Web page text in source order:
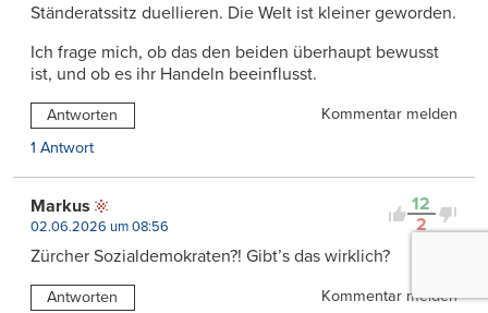
Ständeratssitz duellieren. Die Welt ist kleiner geworden.
Ich frage mich, ob das den beiden überhaupt bewusst
ist, und ob es ihr Handeln beeinflusst.
Antworten
Kommentar melden
1 Antwort
12
2
Markus
02.06.2026 um 08:56
Zürcher Sozialdemokraten?! Gibt’s das wirklich?
Antworten Kommentar melden